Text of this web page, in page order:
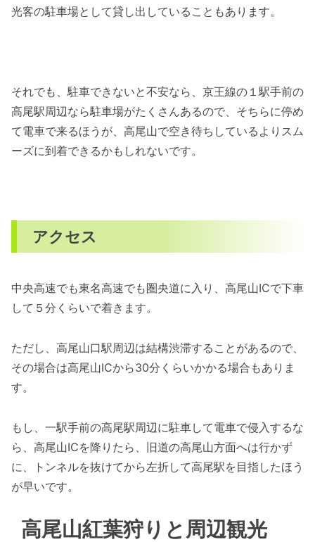
光客の駐車場として貸し出していることもあります。
それでも、駐車できないと不安なら、京王線の１駅手前の
高尾駅周辺なら駐車場がたくさんあるので、そちらに停め
て電車で来るほうが、高尾山で空き待ちしているよりスム
ーズに到着できるかもしれないです。
アクセス
中央高速でも東名高速でも圏央道に入り、高尾山ICで下車
して５分くらいで着きます。
ただし、高尾山口駅周辺は結構渋滞することがあるので、
その場合は高尾山ICから30分くらいかかる場合もありま
す。
もし、一駅手前の高尾駅周辺に駐車して電車で侵入するな
ら、高尾山ICを降りたら、旧道の高尾山方面へは行かず
に、トンネルを抜けてから左折して高尾駅を目指したほう
が早いです。
高尾山紅葉狩りと周辺観光